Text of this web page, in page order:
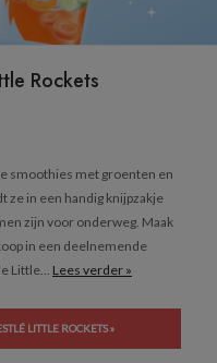
Rockets
smoothies met groenten en
ze in een handig knijpzakje
zijn voor onderweg. Maak
in een deelnemende
Little... Lees verder »
LITTLE ROCKETS »